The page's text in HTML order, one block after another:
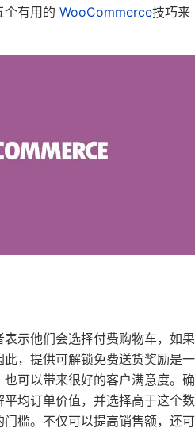
个有用的 WooCommerce技巧来
示他们会选择付费购物车，如果
，提供可解锁免费送货奖励是一
可以带来很好的客户满意度。确
均订单价值，并选择高于这个数
槛。不仅可以提高销售额，还可